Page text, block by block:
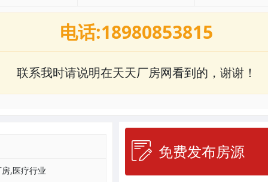
电话:18980853815
联系我时请说明在天天厂房网看到的，谢谢！
,医疗行业
免费发布房源